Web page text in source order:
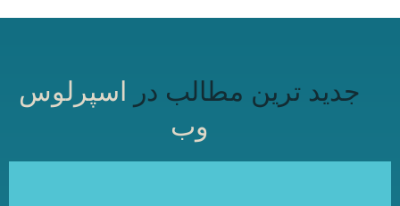
جدید ترین مطالب در
اسپرلوس
وب